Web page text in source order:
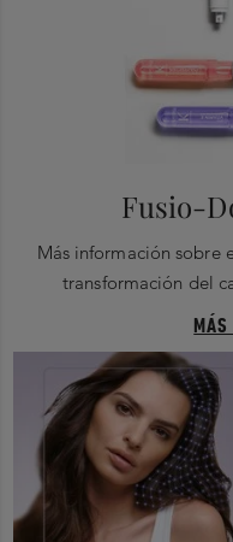
Fusio-
Más información sobre
transformación del
MÁS